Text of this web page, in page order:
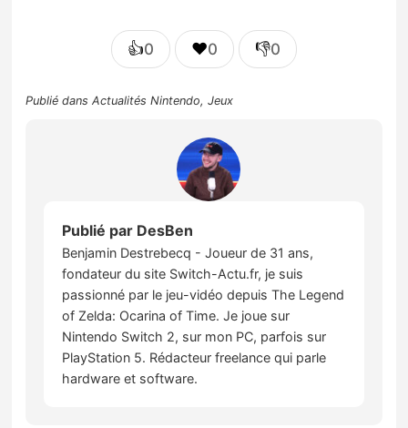
👍0 ❤️0 👎0
Publié dansActualités Nintendo,Jeux
Publié par DesBen
Benjamin Destrebecq - Joueur de 31 ans,
fondateur du site Switch-Actu.fr, je suis
passionné par le jeu-vidéo depuis The Legend
of Zelda: Ocarina of Time. Je joue sur
Nintendo Switch 2, sur mon PC, parfois sur
PlayStation 5. Rédacteur freelance qui parle
hardware et software.